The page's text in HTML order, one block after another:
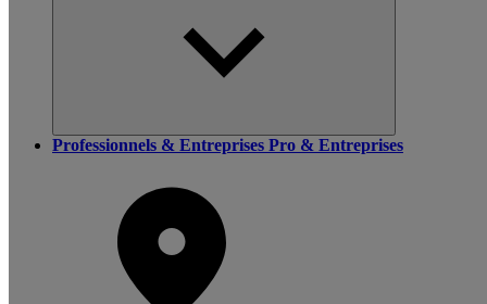
Professionnels & Entreprises Pro & Entreprises